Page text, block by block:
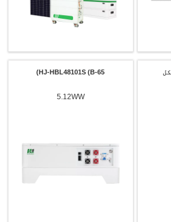
HJ-HBL48101S (B-65)
5.12WW